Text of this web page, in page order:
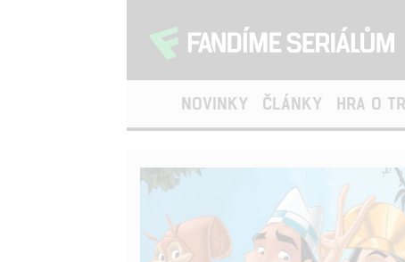
NOVINKY ČLÁNKY HRA O